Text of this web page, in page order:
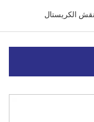
نقش الكريستال